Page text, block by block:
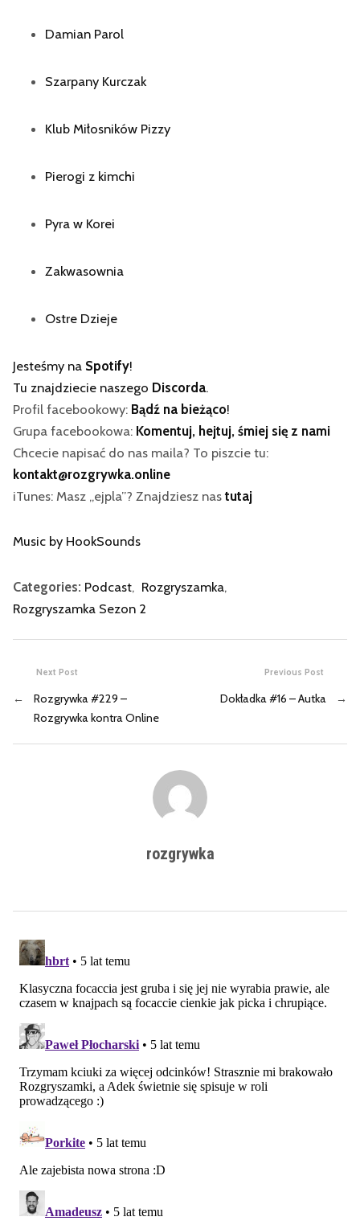
Damian Parol
Szarpany Kurczak
Klub Miłosników Pizzy
Pierogi z kimchi
Pyra w Korei
Zakwasownia
Ostre Dzieje
Jesteśmy na Spotify!
Tu znajdziecie naszego Discorda.
Profil facebookowy: Bądź na bieżąco!
Grupa facebookowa: Komentuj, hejtuj, śmiej się z nami
Chcecie napisać do nas maila? To piszcie tu:
kontakt@rozgrywka.online
iTunes: Masz „ejpla”? Znajdziesz nastutaj
Music by HookSounds
Categories: Podcast, Rozgryszamka,
Rozgryszamka Sezon 2
Previous Post
Dokładka #16 – Autka →
Next Post
←
Rozgrywka #229 –
Rozgrywka kontra Online
rozgrywka